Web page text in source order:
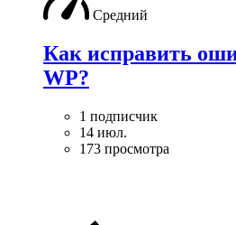
Средний
Как исправить
WP?
1 подписчик
14 июл.
173 просмотра